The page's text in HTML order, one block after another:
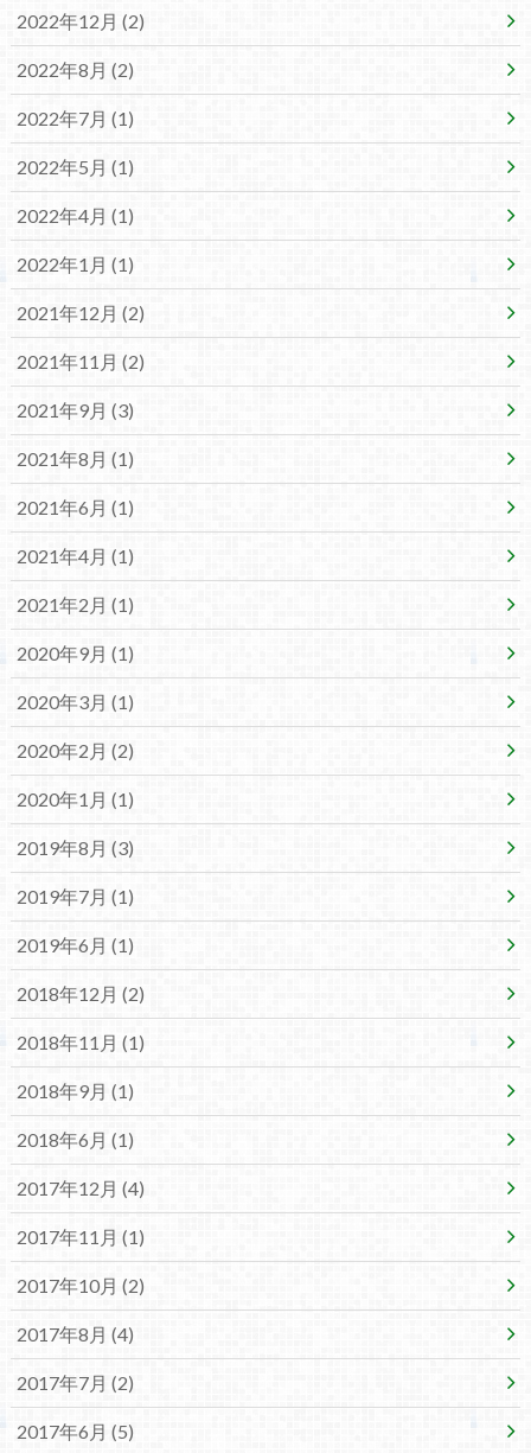
2022年12月 (2)
2022年8月 (2)
2022年7月 (1)
2022年5月 (1)
2022年4月 (1)
2022年1月 (1)
2021年12月 (2)
2021年11月 (2)
2021年9月 (3)
2021年8月 (1)
2021年6月 (1)
2021年4月 (1)
2021年2月 (1)
2020年9月 (1)
2020年3月 (1)
2020年2月 (2)
2020年1月 (1)
2019年8月 (3)
2019年7月 (1)
2019年6月 (1)
2018年12月 (2)
2018年11月 (1)
2018年9月 (1)
2018年6月 (1)
2017年12月 (4)
2017年11月 (1)
2017年10月 (2)
2017年8月 (4)
2017年7月 (2)
2017年6月 (5)